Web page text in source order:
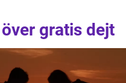
gratis dejt